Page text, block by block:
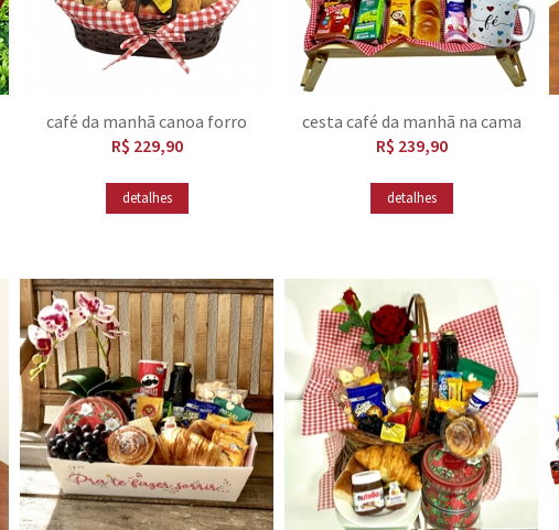
café da manhã canoa forro
vermelho
R$ 229,90
detalhes
cesta café da manhã na cama
R$ 239,90
detalhes